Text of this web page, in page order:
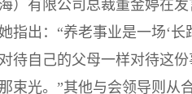
）有限公司总裁董金婷在
指出：“养老事业是一场‘长
待自己的父母一样对待这
束光。”其他与会领导则从